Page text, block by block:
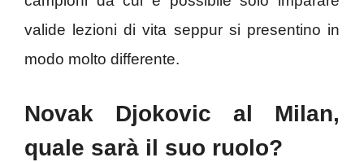
valide lezioni di vita seppur si presentino in
modo molto differente.
Novak Djokovic al Milan,
quale sarà il suo ruolo?